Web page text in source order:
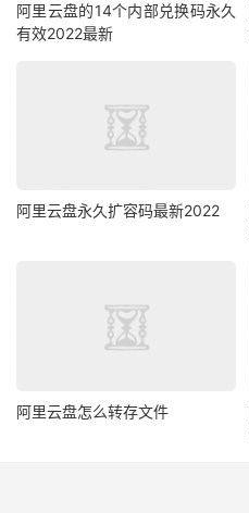
阿里云盘的14个内部兑换码永久
有效2022最新
阿里云盘永久扩容码最新2022
阿里云盘怎么转存文件